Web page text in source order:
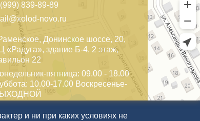
839-89-89
novo.ru
Донинское шоссе, 20,
«Радуга», здание Б-4, 2 этаж,
22
пятница: 09.00 - 18.00
10.00-17.00 Воскресенье-
и ни при каких условиях не